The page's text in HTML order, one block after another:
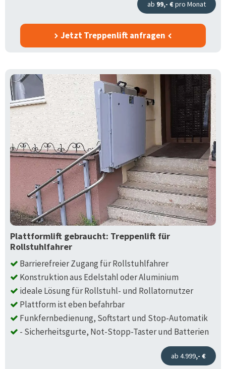
ab 99,- €pro Monat
Jetzt Treppenlift anfragen
Plattformlift gebraucht: Treppenlift für
Rollstuhlfahrer
Barrierefreier Zugang für Rollstuhlfahrer
Konstruktion aus Edelstahl oder Aluminium
ideale Lösung für Rollstuhl- und Rollatornutzer
Plattform ist eben befahrbar
Funkfernbedienung, Softstart und Stop-Automatik
- Sicherheitsgurte, Not-Stopp-Taster und Batterien
ab 4.999,- €